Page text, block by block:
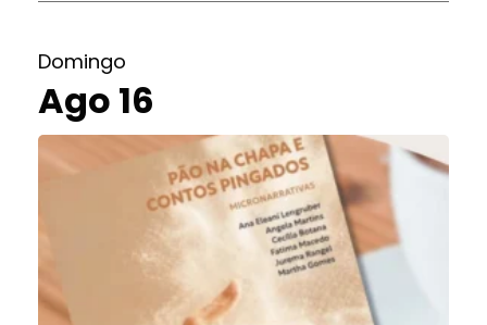
Domingo
Ago 16